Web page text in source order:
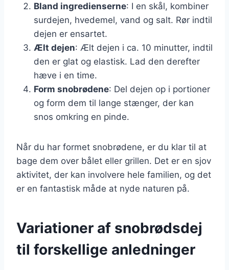
Bland ingredienserne: I en skål, kombiner
surdejen, hvedemel, vand og salt. Rør indtil
dejen er ensartet.
Ælt dejen: Ælt dejen i ca. 10 minutter, indtil
den er glat og elastisk. Lad den derefter
hæve i en time.
Form snobrødene: Del dejen op i portioner
og form dem til lange stænger, der kan
snos omkring en pinde.
Når du har formet snobrødene, er du klar til at
bage dem over bålet eller grillen. Det er en sjov
aktivitet, der kan involvere hele familien, og det
er en fantastisk måde at nyde naturen på.
Variationer af snobrødsdej
til forskellige anledninger